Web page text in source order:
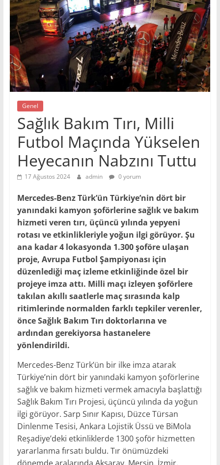
Genel
Sağlık Bakım Tırı, Milli
Futbol Maçında Yükselen
Heyecanın Nabzını Tuttu
17 Ağustos 2024 admin 0 yorum
Mercedes-Benz Türk’ün Türkiye’nin dört bir
yanındaki kamyon şoförlerine sağlık ve bakım
hizmeti veren tırı, üçüncü yılında yepyeni
rotası ve etkinlikleriyle yoğun ilgi görüyor. Şu
ana kadar 4 lokasyonda 1.300 şoföre ulaşan
proje, Avrupa Futbol Şampiyonası için
düzenlediği maç izleme etkinliğinde özel bir
projeye imza attı. Milli maçı izleyen şoförlere
takılan akıllı saatlerle maç sırasında kalp
ritimlerinde normalden farklı tepkiler verenler,
önce Sağlık Bakım Tırı doktorlarına ve
ardından gerekiyorsa hastanelere
yönlendirildi.
Mercedes-Benz Türk’ün bir ilke imza atarak
Türkiye’nin dört bir yanındaki kamyon şoförlerine
sağlık ve bakım hizmeti vermek amacıyla başlattığı
Sağlık Bakım Tırı Projesi, üçüncü yılında da yoğun
ilgi görüyor. Sarp Sınır Kapısı, Düzce Türsan
Dinlenme Tesisi, Ankara Lojistik Üssü ve BiMola
Reşadiye’deki etkinliklerde 1300 şoför hizmetten
yararlanma fırsatı buldu. Tır önümüzdeki